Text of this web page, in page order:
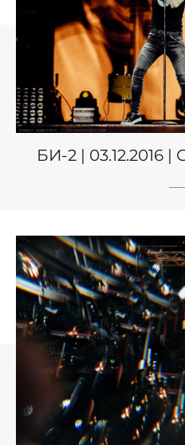
БИ-2 | 03.12.2016